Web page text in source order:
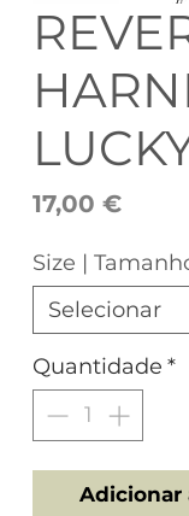
17,00 €Preço
Size |
Quantidade *
Adicionar